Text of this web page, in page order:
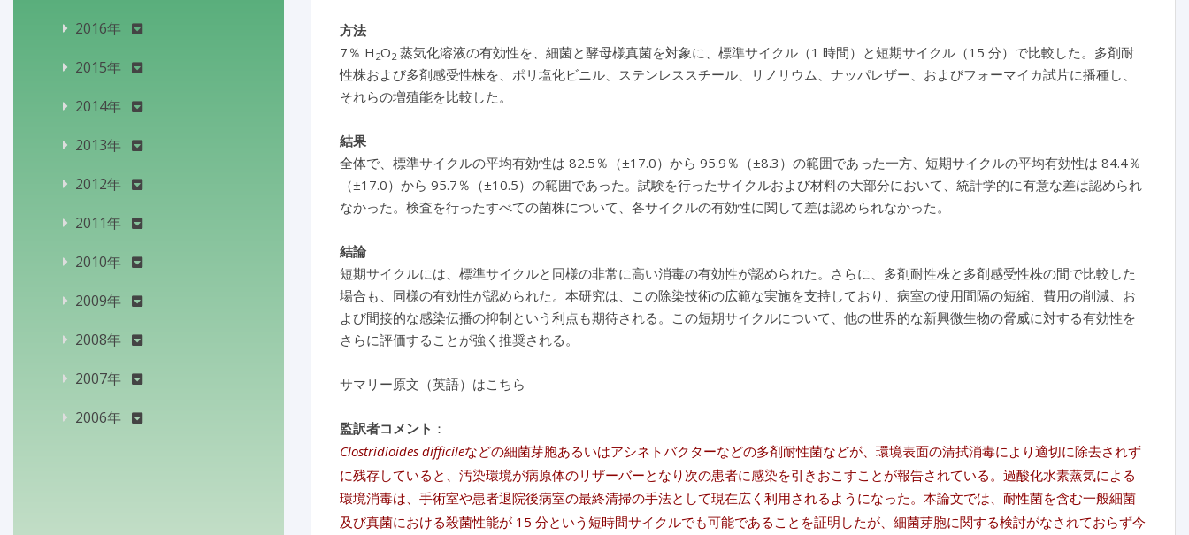
方法
7％ H 2O2 蒸気化溶液の有効性を、細菌と酵母様真菌を対象に、標準サイクル（1 時間）と短期サイクル（15 分）で比較した。多剤耐
性株および多剤感受性株を、ポリ塩化ビニル、ステンレススチール、リノリウム、ナッパレザー、およびフォーマイカ試片に播種し、
それらの増殖能を比較した。
結果
全体で、標準サイクルの平均有効性は 82.5％（±17.0）から 95.9％（±8.3）の範囲であった一方、短期サイクルの平均有効性は 84.4％
（±17.0）から 95.7％（±10.5）の範囲であった。試験を行ったサイクルおよび材料の大部分において、統計学的に有意な差は認められ
なかった。検査を行ったすべての菌株について、各サイクルの有効性に関して差は認められなかった。
結論
短期サイクルには、標準サイクルと同様の非常に高い消毒の有効性が認められた。さらに、多剤耐性株と多剤感受性株の間で比較した
場合も、同様の有効性が認められた。本研究は、この除染技術の広範な実施を支持しており、病室の使用間隔の短縮、費用の削減、お
よび間接的な感染伝播の抑制という利点も期待される。この短期サイクルについて、他の世界的な新興微生物の脅威に対する有効性を
さらに評価することが強く推奨される。
サマリー原文（英語）はこちら
監訳者コメント ：
Clostridioides difficileなどの細菌芽胞あるいはアシネトバクターなどの多剤耐性菌などが、環境表面の清拭消毒により適切に除去されず
に残存していると、汚染環境が病原体のリザーバーとなり次の患者に感染を引きおこすことが報告されている。過酸化水素蒸気による
環境消毒は、手術室や患者退院後病室の最終清掃の手法として現在広く利用されるようになった。本論文では、耐性菌を含む一般細菌
及び真菌における殺菌性能が 15 分という短時間サイクルでも可能であることを証明したが、細菌芽胞に関する検討がなされておらず今
2016年
2015年
2014年
2013年
2012年
2011年
2010年
2009年
2008年
2007年
2006年